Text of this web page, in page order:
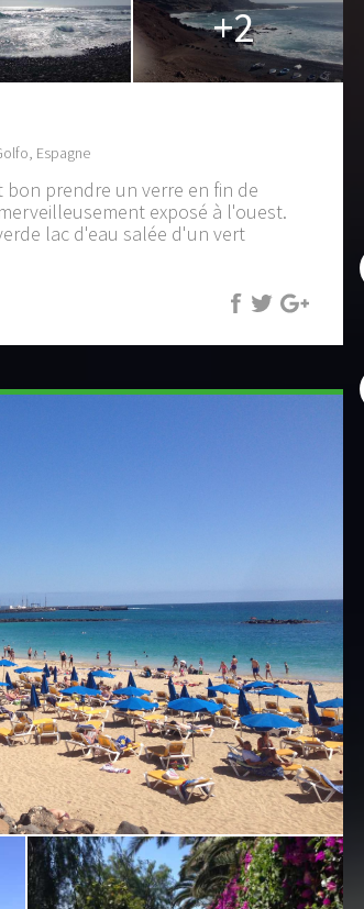
+2
Espagne
prendre un verre en fin de
exposé à l'ouest.
lac d'eau salée d'un vert